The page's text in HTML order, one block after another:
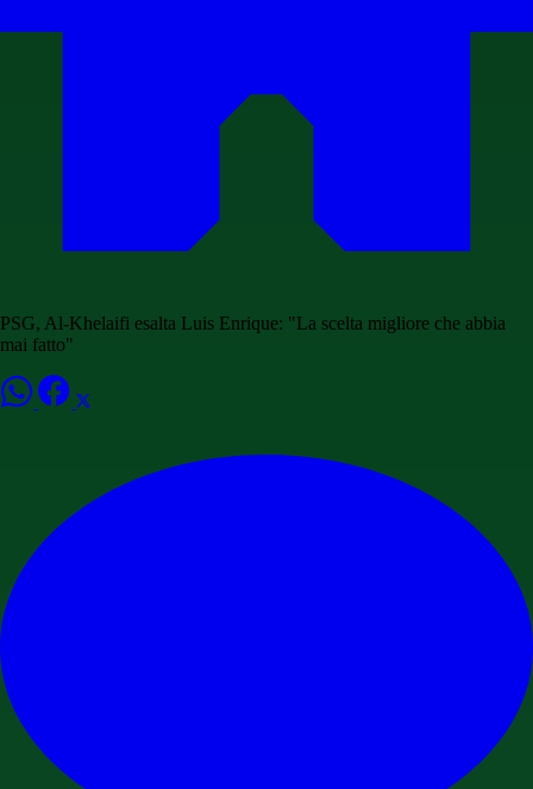
PSG, Al-Khelaifi esalta Luis Enrique: "La scelta migliore che abbia
mai fatto"